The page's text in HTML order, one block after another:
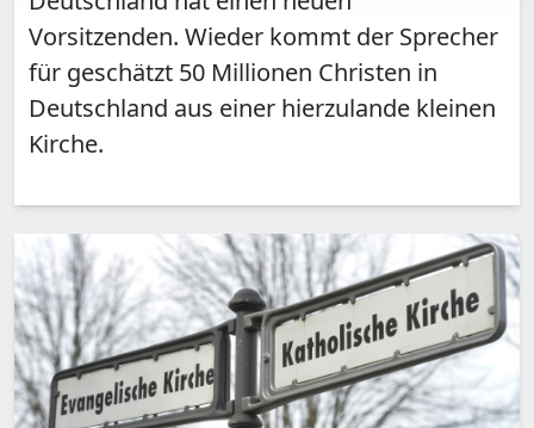
Vorsitzenden. Wieder kommt der Sprecher
für geschätzt 50 Millionen Christen in
Deutschland aus einer hierzulande kleinen
Kirche.